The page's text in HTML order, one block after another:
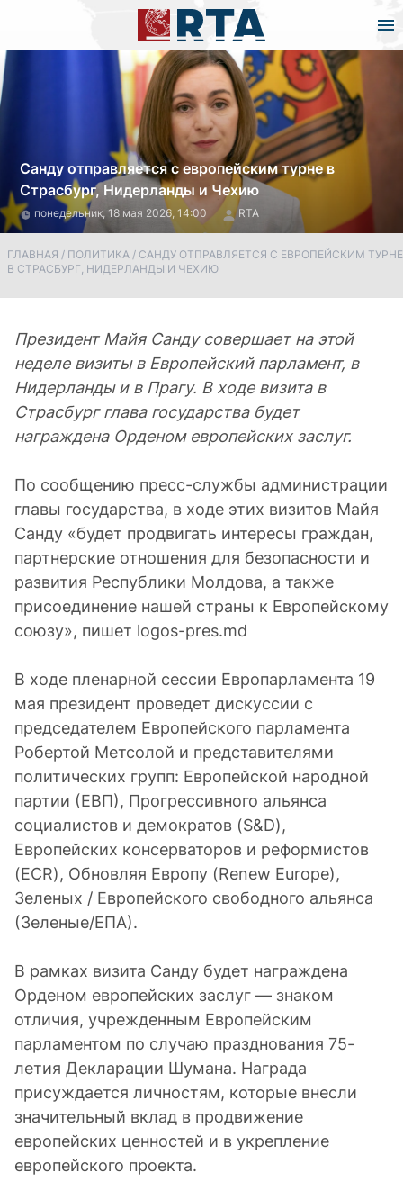
Санду отправляется с европейским турне в
Страсбург, Нидерланды и Чехию
понедельник, 18 мая 2026, 14:00 RTA
ГЛАВНАЯ / ПОЛИТИКА / САНДУ ОТПРАВЛЯЕТСЯ С ЕВРОПЕЙСКИМ ТУРНЕ
В СТРАСБУРГ, НИДЕРЛАНДЫ И ЧЕХИЮ
Президент Майя Санду совершает на этой
неделе визиты в Европейский парламент, в
Нидерланды и в Прагу. В ходе визита в
Страсбург глава государства будет
награждена Орденом европейских заслуг.
По сообщению пресс-службы администрации
главы государства, в ходе этих визитов Майя
Санду «будет продвигать интересы граждан,
партнерские отношения для безопасности и
развития Республики Молдова, а также
присоединение нашей страны к Европейскому
союзу», пишет logos-pres.md
В ходе пленарной сессии Европарламента 19
мая президент проведет дискуссии с
председателем Европейского парламента
Робертой Метсолой и представителями
политических групп: Европейской народной
партии (ЕВП), Прогрессивного альянса
социалистов и демократов (S&D),
Европейских консерваторов и реформистов
(ECR), Обновляя Европу (Renew Europe),
Зеленых / Европейского свободного альянса
(Зеленые/ЕПА).
В рамках визита Санду будет награждена
Орденом европейских заслуг — знаком
отличия, учрежденным Европейским
парламентом по случаю празднования 75-
летия Декларации Шумана. Награда
присуждается личностям, которые внесли
значительный вклад в продвижение
европейских ценностей и в укрепление
европейского проекта.